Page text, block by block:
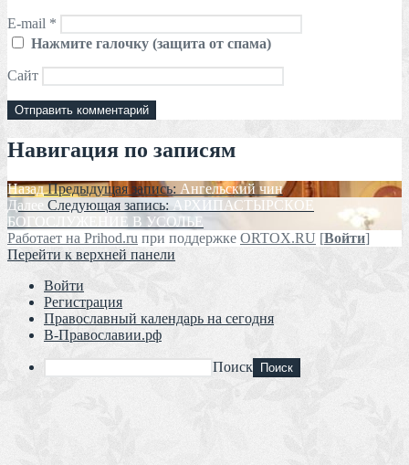
E-mail *
Нажмите галочку (защита от спама)
Сайт
Навигация по записям
Назад Предыдущая запись: Ангельский чин
Далее Следующая запись: АРХИПАСТЫРСКОЕ
БОГОСЛУЖЕНИЕ В УСОЛЬЕ
Работает на Prihod.ru при поддержке ORTOX.RU [Войти]
Перейти к верхней панели
Войти
Регистрация
Православный календарь на сегодня
В-Православии.рф
Поиск